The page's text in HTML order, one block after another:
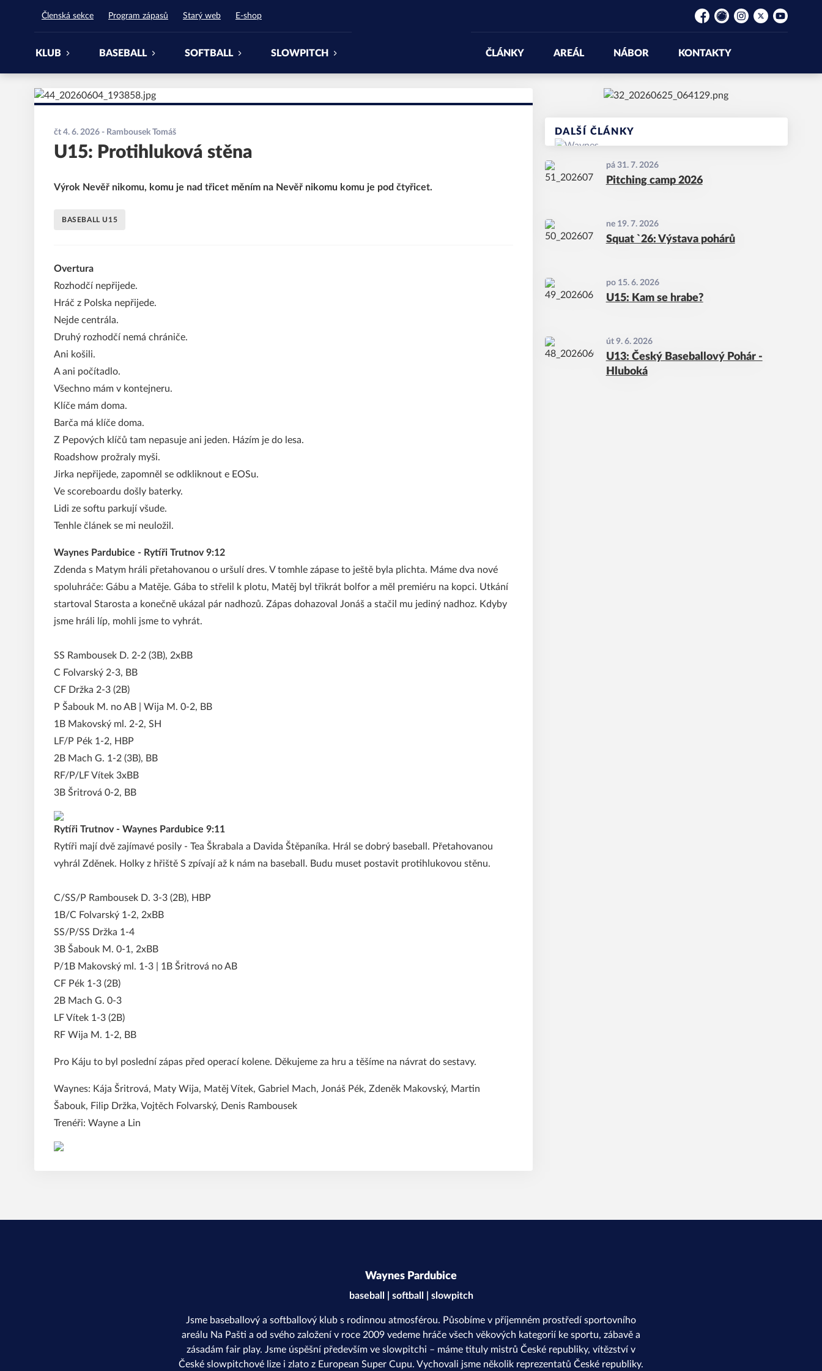
Členská sekce Program zápasů Starý web E-shop
Facebook
Rajče InstagramPlatform X
YouTube
KLUB BASEBALL SOFTBALL SLOWPITCH ČLÁNKY AREÁL NÁBOR KONTAKTY
DALŠÍ ČLÁNKY
pá 31. 7. 2026
Pitching camp 2026
ne 19. 7. 2026
Squat `26: Výstava pohárů
po 15. 6. 2026
U15: Kam se hrabe?
út 9. 6. 2026
U13: Český Baseballový Pohár -
Hluboká
čt 4. 6. 2026 - Rambousek Tomáš
U15: Protihluková stěna
Výrok Nevěř nikomu, komu je nad třicet měním na Nevěř nikomu komu je pod čtyřicet.
BASEBALL U15
Overtura
Rozhodčí nepřijede.
Hráč z Polska nepřijede.
Nejde centrála.
Druhý rozhodčí nemá chrániče.
Ani košili.
A ani počítadlo.
Všechno mám v kontejneru.
Klíče mám doma.
Barča má klíče doma.
Z Pepových klíčů tam nepasuje ani jeden. Házím je do lesa.
Roadshow prožraly myši.
Jirka nepřijede, zapomněl se odkliknout e EOSu.
Ve scoreboardu došly baterky.
Lidi ze softu parkují všude.
Tenhle článek se mi neuložil.
Waynes Pardubice - Rytíři Trutnov 9:12
Zdenda s Matym hráli přetahovanou o uršulí dres. V tomhle zápase to ještě byla plichta. Máme dva nové
spoluhráče: Gábu a Matěje. Gába to střelil k plotu, Matěj byl třikrát bolfor a měl premiéru na kopci. Utkání
startoval Starosta a konečně ukázal pár nadhozů. Zápas dohazoval Jonáš a stačil mu jediný nadhoz. Kdyby
jsme hráli líp, mohli jsme to vyhrát.
SS Rambousek D. 2-2 (3B), 2xBB
C Folvarský 2-3, BB
CF Držka 2-3 (2B)
P Šabouk M. no AB | Wija M. 0-2, BB
1B Makovský ml. 2-2, SH
LF/P Pék 1-2, HBP
2B Mach G. 1-2 (3B), BB
RF/P/LF Vítek 3xBB
3B Šritrová 0-2, BB
Rytíři Trutnov - Waynes Pardubice 9:11
Rytíři mají dvě zajímavé posily - Tea Škrabala a Davida Štěpaníka. Hrál se dobrý baseball. Přetahovanou
vyhrál Zděnek. Holky z hřiště S zpívají až k nám na baseball. Budu muset postavit protihlukovou stěnu.
C/SS/P Rambousek D. 3-3 (2B), HBP
1B/C Folvarský 1-2, 2xBB
SS/P/SS Držka 1-4
3B Šabouk M. 0-1, 2xBB
P/1B Makovský ml. 1-3 | 1B Šritrová no AB
CF Pék 1-3 (2B)
2B Mach G. 0-3
LF Vítek 1-3 (2B)
RF Wija M. 1-2, BB
Pro Káju to byl poslední zápas před operací kolene. Děkujeme za hru a těšíme na návrat do sestavy.
Waynes: Kája Šritrová, Maty Wija, Matěj Vítek, Gabriel Mach, Jonáš Pék, Zdeněk Makovský, Martin
Šabouk, Filip Držka, Vojtěch Folvarský, Denis Rambousek
Trenéři: Wayne a Lin
Waynes Pardubice
baseball | softball | slowpitch
Jsme baseballový a softballový klub s rodinnou atmosférou. Působíme v příjemném prostředí sportovního
areálu Na Pašti a od svého založení v roce 2009 vedeme hráče všech věkových kategorií ke sportu, zábavě a
zásadám fair play. Jsme úspěšní především ve slowpitchi – máme tituly mistrů České republiky, vítězství v
České slowpitchové lize i zlato z European Super Cupu. Vychovali jsme několik reprezentatů České republiky.